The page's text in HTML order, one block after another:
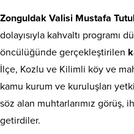
Zonguldak Valisi Mustafa
dolayısıyla kahvaltı programı
öncülüğünde gerçekleştirilen
İlçe, Kozlu ve Kilimli köy ve
kamu kurum ve kuruluşları
söz alan muhtarlarımız
getirdiler.